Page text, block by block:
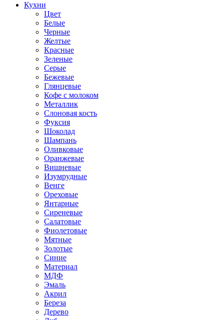
Кухни
Цвет
Белые
Черные
Желтые
Красные
Зеленые
Серые
Бежевые
Глянцевые
Кофе с молоком
Металлик
Слоновая кость
Фуксия
Шоколад
Шампань
Оливковые
Оранжевые
Вишневые
Изумрудные
Венге
Ореховые
Янтарные
Сиреневые
Салатовые
Фиолетовые
Мятные
Золотые
Синие
Материал
МДФ
Эмаль
Акрил
Береза
Дерево